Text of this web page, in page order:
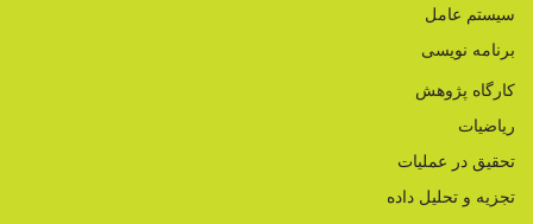
سیستم عامل
برنامه نویسی
کارگاه پژوهش
ریاضیات
تحقیق در عملیات
تجزیه و تحلیل داده